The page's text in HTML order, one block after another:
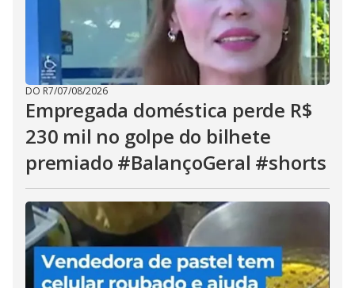
DO R7/07/08/2026
Empregada doméstica perde R$
230 mil no golpe do bilhete
premiado #BalançoGeral #shorts